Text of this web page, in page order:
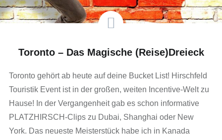
Toronto – Das Magische (Reise)Dreieck
Toronto gehört ab heute auf deine Bucket List! Hirschfeld
Touristik Event ist in der großen, weiten Incentive-Welt zu
Hause! In der Vergangenheit gab es schon informative
PLATZHIRSCH-Clips zu Dubai, Shanghai oder New
York. Das neueste Meisterstück habe ich in Kanada